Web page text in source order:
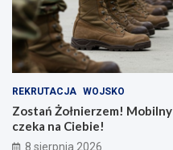
REKRUTACJA WOJSKO
Zostań Żołnierzem!
czeka na Ciebie!
8 sierpnia 2026